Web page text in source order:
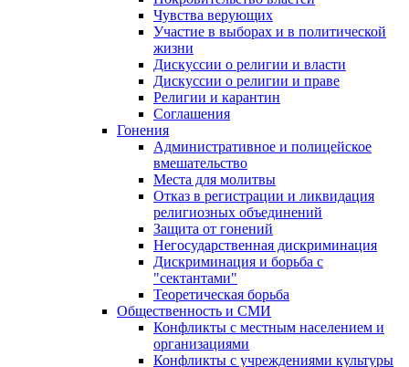
Чувства верующих
Участие в выборах и в политической
жизни
Дискуссии о религии и власти
Дискуссии о религии и праве
Религии и карантин
Соглашения
Гонения
Административное и полицейское
вмешательство
Места для молитвы
Отказ в регистрации и ликвидация
религиозных объединений
Защита от гонений
Негосударственная дискриминация
Дискриминация и борьба с
"сектантами"
Теоретическая борьба
Общественность и СМИ
Конфликты с местным населением и
организациями
Конфликты с учреждениями культуры